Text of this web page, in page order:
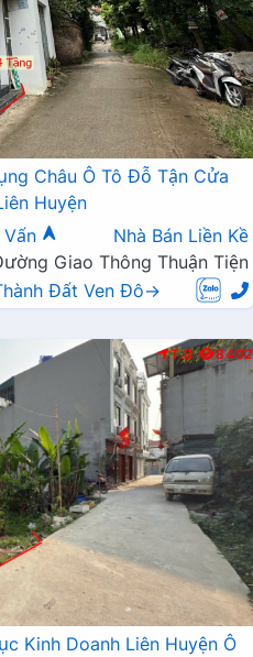
Châu Ô Tô Đỗ Tận Cửa
Huyện
Nhà Bán Liền Kề
Giao Thông Thuận Tiện
Đất Ven Đô→
T.B 8402
Kinh Doanh Liên Huyện Ô